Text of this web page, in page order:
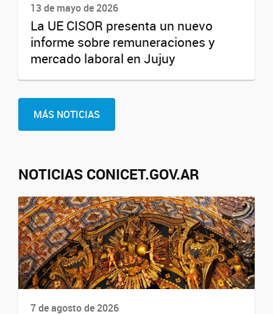
13 de mayo de 2026
La UE CISOR presenta un nuevo
informe sobre remuneraciones y
mercado laboral en Jujuy
MÁS NOTICIAS
NOTICIAS CONICET.GOV.AR
7 de agosto de 2026